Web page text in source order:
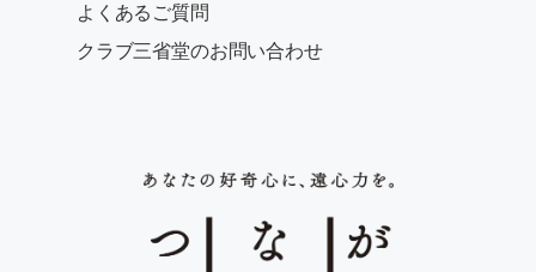
よくあるご質問
クラブ三省堂のお問い合わせ